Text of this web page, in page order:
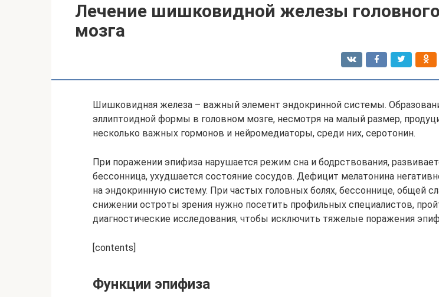
Лечение шишковидной железы головного
мозга
Шишковидная железа – важный элемент эндокринной системы.
эллиптоидной формы в головном мозге, несмотря на малый размер,
несколько важных гормонов и нейромедиаторы, среди них, серотонин.
При поражении эпифиза нарушается режим сна и бодрствования,
бессонница, ухудшается состояние сосудов. Дефицит мелатонина
на эндокринную систему. При частых головных болях, бессоннице, общей
снижении остроты зрения нужно посетить профильных специалистов,
диагностические исследования, чтобы исключить тяжелые поражения
[contents]
Функции эпифиза